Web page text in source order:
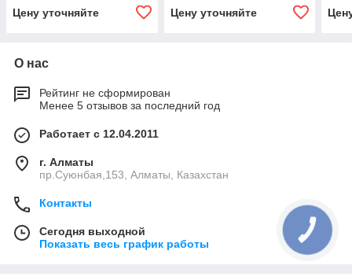
4HK1; 6HK1;
Цену уточняйте
Цену уточняйте
О нас
Рейтинг не сформирован
Менее 5 отзывов за последний год
Работает с 12.04.2011
г. Алматы
пр.Суюнбая,153, Алматы, Казахстан
Контакты
Сегодня выходной
Показать весь график работы
КНОПКА
СВЯЗИ